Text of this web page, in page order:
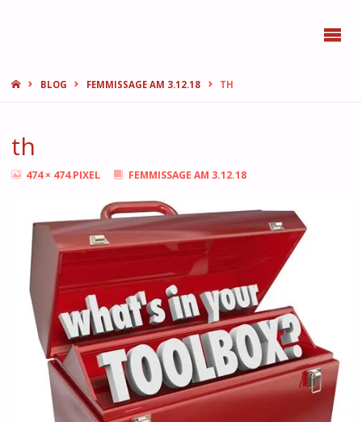
STARTBLOG FEMMISSAGE AM 3.12.18 TH
th
ORIGINALGRÖSSE
474 × 474PIXEL FEMMISSAGE AM 3.12.18